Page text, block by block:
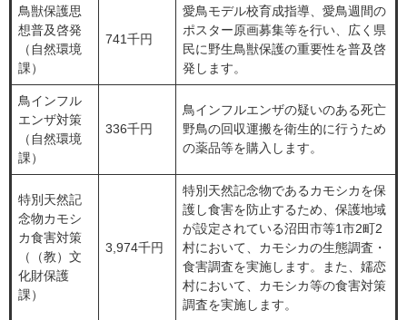
鳥獣保護思
想普及啓発
（自然環境
課）
741千円
愛鳥モデル校育成指導、愛鳥週間の
ポスター原画募集等を行い、広く県
民に野生鳥獣保護の重要性を普及啓
発します。
鳥インフル
エンザ対策
（自然環境
課）
336千円
鳥インフルエンザの疑いのある死亡
野鳥の回収運搬を衛生的に行うため
の薬品等を購入します。
特別天然記
念物カモシ
カ食害対策
（（教）文
化財保護
課）
3,974千円
特別天然記念物であるカモシカを保
護し食害を防止するため、保護地域
が設定されている沼田市等1市2町2
村において、カモシカの生態調査・
食害調査を実施します。また、嬬恋
村において、カモシカ等の食害対策
調査を実施します。